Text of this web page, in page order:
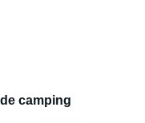
camping